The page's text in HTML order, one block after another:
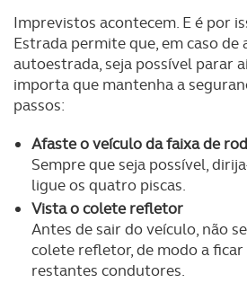
Imprevistos acontecem. E é por
Estrada permite que, em caso de
autoestrada, seja possível parar
importa que mantenha a
passos:
Afaste o veículo da faixa de
Sempre que seja possível,
ligue os quatro piscas.
Vista o colete refletor
Antes de sair do veículo, não
colete refletor, de modo a ficar
restantes condutores.